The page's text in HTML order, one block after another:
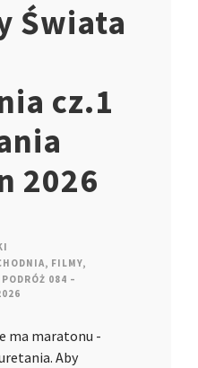
Świata
cz.1
2026
, FILMY,
PODRÓŻ 084 –
ma maratonu -
Aby